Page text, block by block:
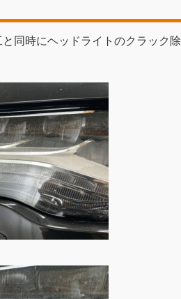
同時にヘッドライトのクラック除